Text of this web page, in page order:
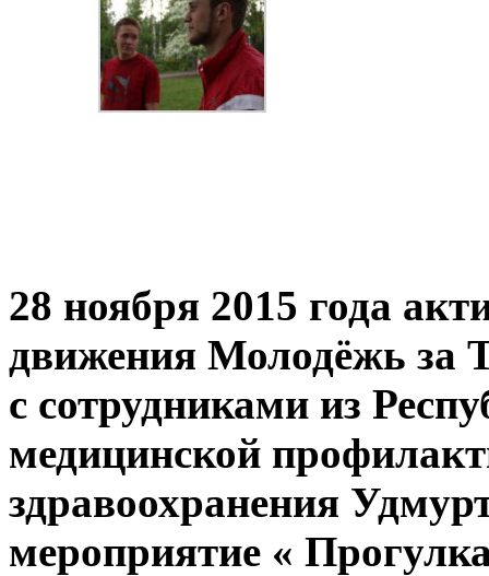
28 ноября 2015 года
движения Молодёжь за
с сотрудниками из
медицинской
здравоохранения
мероприятие «